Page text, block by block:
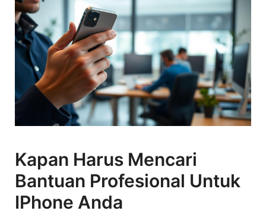
Kapan Harus Mencari
Bantuan Profesional Untuk
IPhone Anda